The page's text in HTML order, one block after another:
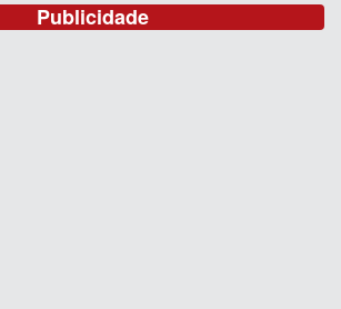
Publicidade